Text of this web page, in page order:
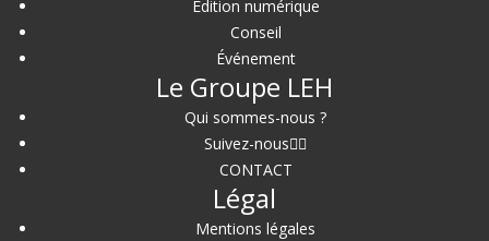
Édition numérique
Conseil
Événement
Le Groupe LEH
Qui sommes-nous ?
Suivez-nous
CONTACT
Légal
Mentions légales